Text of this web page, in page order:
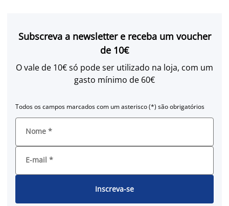
Subscreva a newsletter e receba um voucher
de 10€
O vale de 10€ só pode ser utilizado na loja, com um
gasto mínimo de 60€
Todos os campos marcados com um asterisco (*) são obrigatórios
Nome *
E-mail *
Inscreva-se